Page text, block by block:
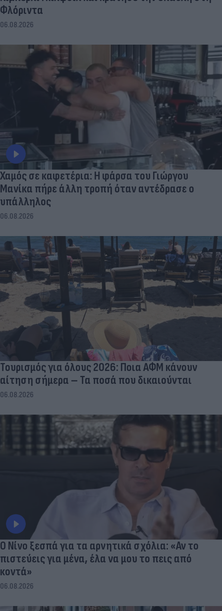
Φλόριντα
06.08.2026
Χαμός σε καφετέρια: Η φάρσα του Γιώργου
Μανίκα πήρε άλλη τροπή όταν αντέδρασε ο
υπάλληλος
06.08.2026
Τουρισμός για όλους 2026: Ποια ΑΦΜ κάνουν
αίτηση σήμερα – Τα ποσά που δικαιούνται
06.08.2026
Ο Νίνο ξεσπά για τα αρνητικά σχόλια: «Αν το
πιστεύεις για μένα, έλα να μου το πεις από
κοντά»
06.08.2026